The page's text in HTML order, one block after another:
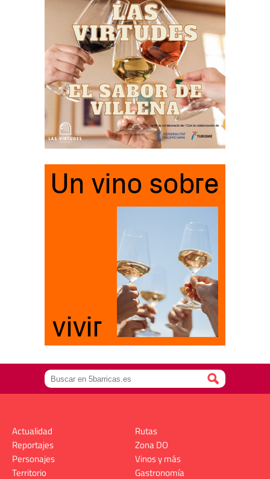
Actualidad
Reportajes
Personajes
Territorio
Rutas
Zona DO
Vinos y más
Gastronomía